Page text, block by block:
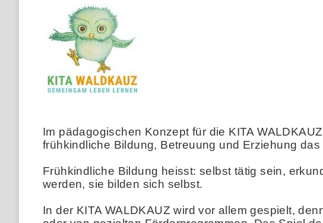
Im pädagogischen Konzept für die KITA
frühkindliche Bildung, Betreuung und Erziehung
Frühkindliche Bildung heisst: selbst tätig sein,
werden, sie bilden sich selbst.
In der KITA WALDKAUZ wird vor allem gespielt,